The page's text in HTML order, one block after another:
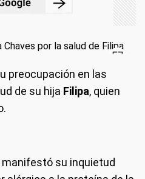
preocupación en las
de su hija Filipa, quien
su inquietud